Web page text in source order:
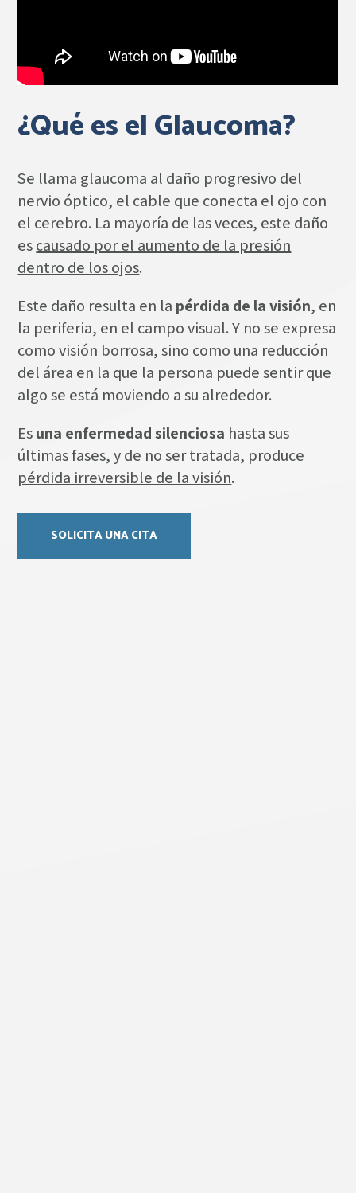
¿Qué es el Glaucoma?
Se llama glaucoma al daño progresivo del
nervio óptico, el cable que conecta el ojo con
el cerebro. La mayoría de las veces, este daño
escausado por el aumento de la presión
dentro de los ojos.
Este daño resulta en la pérdida de la visión, en
la periferia, en el campo visual. Y no se expresa
como visión borrosa, sino como una reducción
del área en la que la persona puede sentir que
algo se está moviendo a su alrededor.
Esuna enfermedad silenciosa hasta sus
últimas fases, y de no ser tratada, produce
pérdida irreversible de la visión.
SOLICITA UNA CITA